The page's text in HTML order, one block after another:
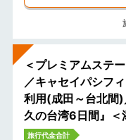
＜プレミアムステ
／キャセイパシフ
利用(成田～台北
久の台湾6日間』＜
旅行代金合計